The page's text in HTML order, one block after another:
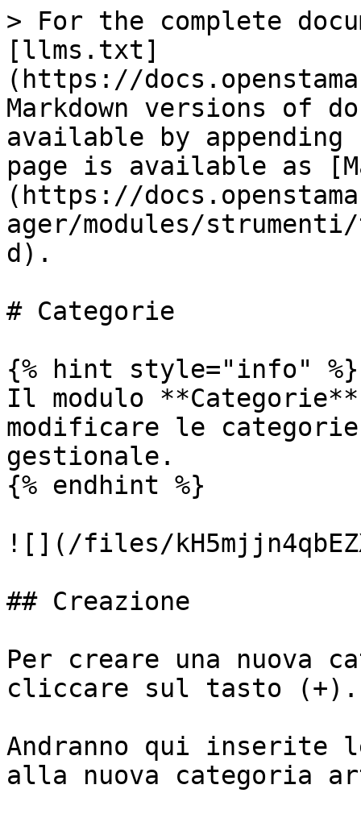
> For the complete
[llms.txt]
(https://
Markdown versions of
available by
page is available as
(https://
ager/modules/
d).
# Categorie
{% hint style="info" %}
Il modulo
modificare le
gestionale.
{% endhint %}
![](/files/
## Creazione
Per creare una nuova
cliccare sul tasto (+).
Andranno qui inserite
alla nuova categoria